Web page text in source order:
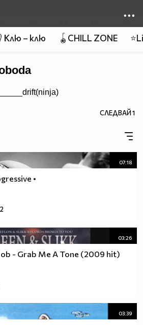
Клю – клю 🪀CHILL ZONE
СЛЕДВАЙ1
07:18
•
03:26
- Grab Me A Tone (2009 hit)
03:39